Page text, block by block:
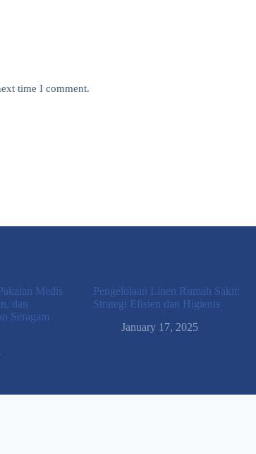
time I comment.
Medis
dan
Seragam
Pengelolaan Linen Rumah Sakit:
Strategi Efisien dan Higienis
January 17, 2025